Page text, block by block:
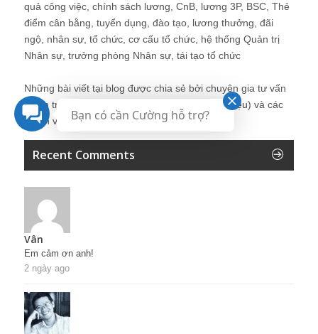
quả công việc, chính sách lương, CnB, lương 3P, BSC, Thẻ
điểm cân bằng, tuyển dụng, đào tạo, lương thưởng, đãi
ngộ, nhân sự, tổ chức, cơ cấu tổ chức, hệ thống Quản trị
Nhân sự, trưởng phòng Nhân sự, tái tạo tổ chức
Những bài viết tại blog được chia sẻ bởi chuyên gia tư vấn
Quản trị Nhân sự Nguyễn Hùng Cường (
giới thiệu) và các
thành viên khác trong cộng đồng Nhân sự.
Recent Comments
Vân
Em cảm ơn anh!
2 ngày ago
Bạn có cần Cường hỗ trợ?